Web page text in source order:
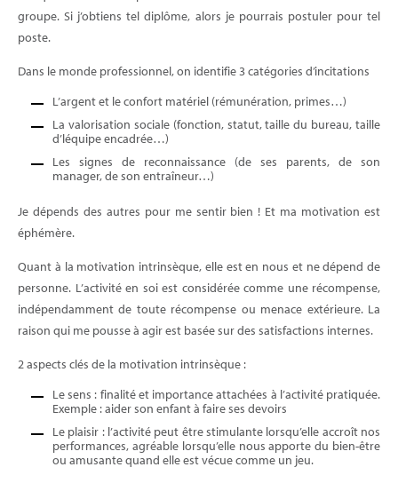
groupe. Si j’obtiens tel diplôme, alors je pourrais postuler pour tel
poste.
Dans le monde professionnel, on identifie 3 catégories d’incitations
L’argent et le confort matériel (rémunération, primes…)
La valorisation sociale (fonction, statut, taille du bureau, taille
d’léquipe encadrée…)
Les signes de reconnaissance (de ses parents, de son
manager, de son entraîneur…)
Je dépends des autres pour me sentir bien ! Et ma motivation est
éphémère.
Quant à la motivation intrinsèque, elle est en nous et ne dépend de
personne. L’activité en soi est considérée comme une récompense,
indépendamment de toute récompense ou menace extérieure. La
raison qui me pousse à agir est basée sur des satisfactions internes.
2 aspects clés de la motivation intrinsèque :
Le sens : finalité et importance attachées à l’activité pratiquée.
Exemple : aider son enfant à faire ses devoirs
Le plaisir : l’activité peut être stimulante lorsqu’elle accroît nos
performances, agréable lorsqu’elle nous apporte du bien-être
ou amusante quand elle est vécue comme un jeu.